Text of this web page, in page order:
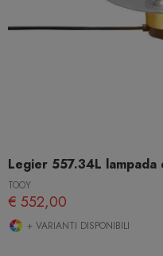
Legier 557.34L lampada
TOOY
€ 552,00
+ VARIANTI DISPONIBILI